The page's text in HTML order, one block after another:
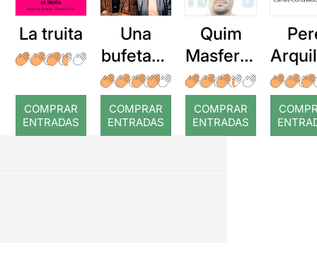
La truita
COMPRAR
ENTRADAS
Una
bufetada
a temps
COMPRAR
ENTRADAS
Quim
Masferre
r: Temps
COMPRAR
ENTRADAS
: